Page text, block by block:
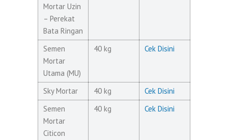
Mortar Uzin
– Perekat
Bata Ringan
Semen
Mortar
Utama (MU)
40 kg Cek Disini
Sky Mortar 40 kg
Cek Disini
Semen
Mortar
Citicon
40 kg Cek Disini